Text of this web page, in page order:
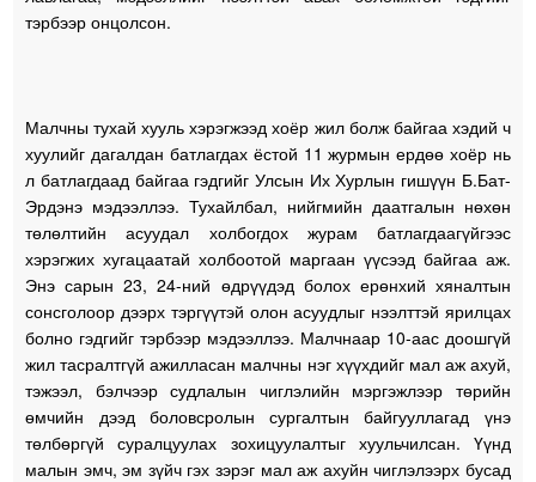
тэрбээр онцолсон.
Малчны тухай хууль хэрэгжээд хоёр жил болж байгаа хэдий ч
хуулийг дагалдан батлагдах ёстой 11 журмын ердөө хоёр нь
л батлагдаад байгаа гэдгийг Улсын Их Хурлын гишүүн Б.Бат-
Эрдэнэ мэдээллээ. Тухайлбал, нийгмийн даатгалын нөхөн
төлөлтийн асуудал холбогдох журам батлагдаагүйгээс
хэрэгжих хугацаатай холбоотой маргаан үүсээд байгаа аж.
Энэ сарын 23, 24-ний өдрүүдэд болох ерөнхий хяналтын
сонсголоор дээрх тэргүүтэй олон асуудлыг нээлттэй ярилцах
болно гэдгийг тэрбээр мэдээллээ. Малчнаар 10-аас доошгүй
жил тасралтгүй ажилласан малчны нэг хүүхдийг мал аж ахуй,
тэжээл, бэлчээр судлалын чиглэлийн мэргэжлээр төрийн
өмчийн дээд боловсролын сургалтын байгууллагад үнэ
төлбөргүй суралцуулах зохицуулалтыг хуульчилсан. Үүнд
малын эмч, эм зүйч гэх зэрэг мал аж ахуйн чиглэлээрх бусад